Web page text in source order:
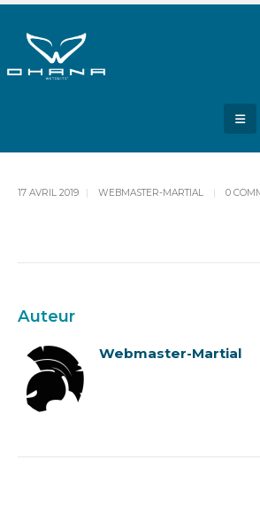
17 AVRIL 2019 WEBMASTER-MARTIAL 0
Auteur
Webmaster-Martial